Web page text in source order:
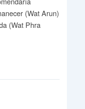
(Wat Arun)
(Wat Phra